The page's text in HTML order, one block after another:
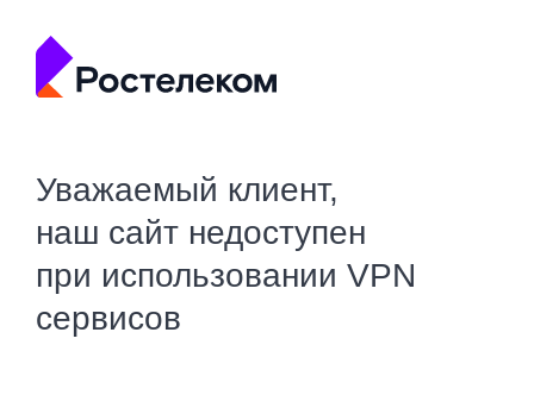
Уважаемый клиент,
наш сайт недоступен
при использовании VPN
сервисов